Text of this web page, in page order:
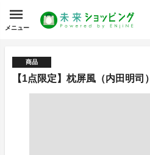
メニュー
商品
【1点限定】枕屏風（内田明司）